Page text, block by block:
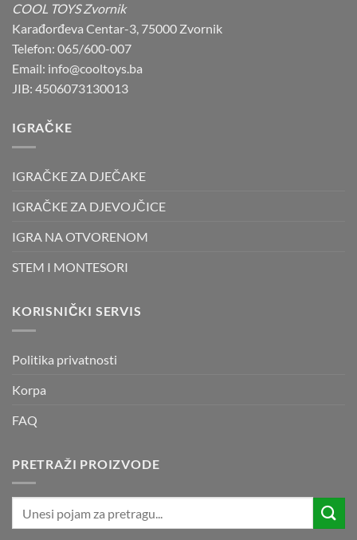
COOL TOYS Zvornik
Karađorđeva Centar-3, 75000 Zvornik
Telefon: 065/600-007
Email: info@cooltoys.ba
JIB: 4506073130013
IGRAČKE
IGRAČKE ZA DJEČAKE
IGRAČKE ZA DJEVOJČICE
IGRA NA OTVORENOM
STEM I MONTESORI
KORISNIČKI SERVIS
Politika privatnosti
Korpa
FAQ
PRETRAŽI PROIZVODE